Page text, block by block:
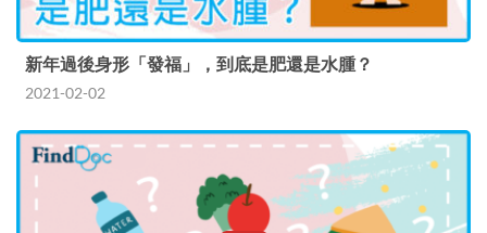
新年過後身形「發福」，到底是肥還是水腫？
2021-02-02